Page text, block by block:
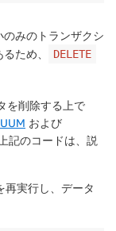
みのトランザクシ
ため、
DELETE
を削除する上で
および
記のコードは、説
再実行し、データ